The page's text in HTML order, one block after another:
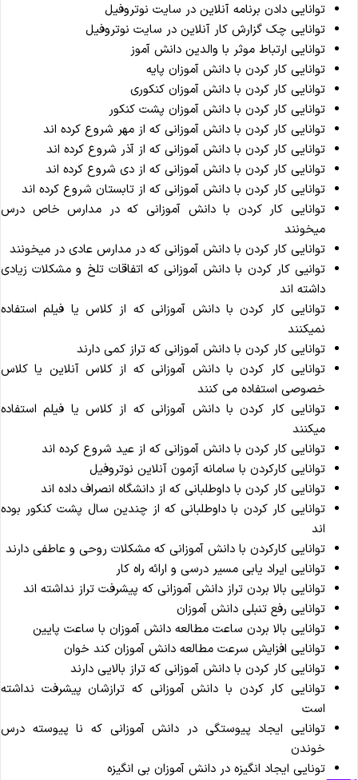
توانایی دادن برنامه آنلاین در سایت نوتروفیل
توانایی چک گزارش کار آنلاین در سایت نوتروفیل
توانایی ارتباط موثر با والدین دانش آموز
توانایی کار کردن با دانش آموزان پایه
توانایی کار کردن با دانش آموزان کنکوری
توانایی کار کردن با دانش آموزان پشت کنکور
توانایی کار کردن با دانش آموزانی که از مهر شروع کرده اند
توانایی کار کردن با دانش آموزانی که از آذر شروع کرده اند
توانایی کار کردن با دانش آموزانی که از دی شروع کرده اند
توانایی کار کردن با دانش آموزانی که از تابستان شروع کرده اند
توانایی کار کردن با دانش آموزانی که در مدارس خاص درس
میخونند
توانایی کار کردن با دانش آموزانی که در مدارس عادی در میخونند
توانیی کار کردن با دانش آموزانی که اتفاقات تلخ و مشکلات زیادی
داشته اند
توانایی کار کردن با دانش آموزانی که از کلاس یا فیلم استفاده
نمیکنند
توانایی کار کردن با دانش آموزانی که تراز کمی دارند
توانایی کار کردن با دانش آموزانی که از کلاس آنلاین یا کلاس
خصوصی استفاده می کنند
توانایی کار کردن با دانش آموزانی که از کلاس یا فیلم استفاده
میکنند
توانایی کار کردن با دانش آموزانی که از عید شروع کرده اند
توانایی کارکردن با سامانه آزمون آنلاین نوتروفیل
توانایی کار کردن با داوطلبانی که از دانشگاه انصراف داده اند
توانایی کار کردن با داوطلبانی که از چندین سال پشت کنکور بوده
اند
توانایی کارکردن با دانش آموزانی که مشکلات روحی و عاطفی دارند
توانایی ایراد یابی مسیر درسی و ارائه راه کار
توانایی بالا بردن تراز دانش آموزانی که پیشرفت تراز نداشته اند
توانایی رفع تنبلی دانش آموزان
توانایی بالا بردن ساعت مطالعه دانش آموزان با ساعت پایین
توانایی افزایش سرعت مطالعه دانش آموزان کند خوان
توانایی کار کردن با دانش آموزانی که تراز بالایی دارند
توانایی کار کردن با دانش آموزانی که ترازشان پیشرفت نداشته
است
توانایی ایجاد پیوستگی در دانش آموزانی که نا پیوسته درس
خوندن
تونایی ایجاد انگیزه در دانش آموزان بی انگیزه